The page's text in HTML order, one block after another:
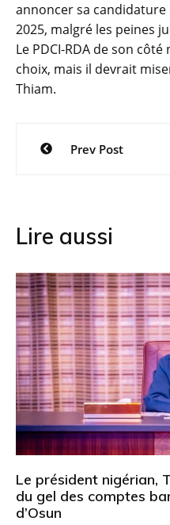
annoncer sa
2025, malgré les peines
Le PDCI-RDA de son
choix, mais il devrait
Thiam.
Navigation
Prev Post
Lire aussi
Le président nigérian,
du gel des comptes
d’Osun